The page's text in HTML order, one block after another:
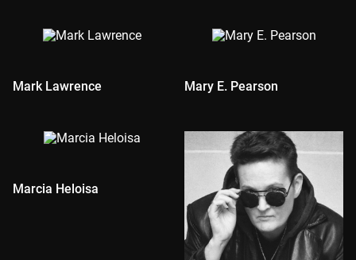
Mark Lawrence Mary E. Pearson
Marcia Heloisa